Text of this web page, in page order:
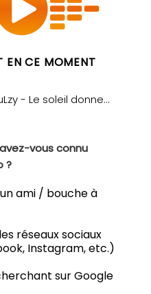
EN CE MOMENT
vous connu
?
ami / bouche à
réseaux sociaux
Instagram, etc.)
sur Google